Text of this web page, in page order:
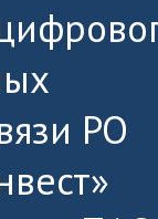
РО